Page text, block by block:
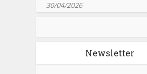
30/04/2026
Newsletter